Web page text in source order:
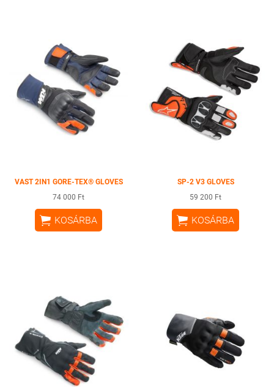
VAST 2IN1 GORE-TEX® GLOVES
74 000 Ft
 KOSÁRBA
SP-2 V3 GLOVES
59 200 Ft
 KOSÁRBA